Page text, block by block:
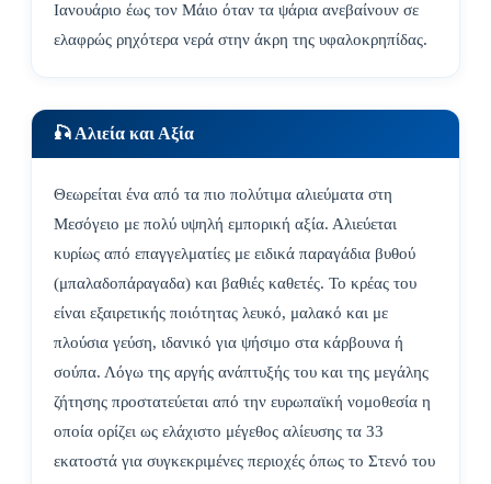
Ιανουάριο έως τον Μάιο όταν τα ψάρια ανεβαίνουν σε
ελαφρώς ρηχότερα νερά στην άκρη της υφαλοκρηπίδας.
🎣 Αλιεία και Αξία
Θεωρείται ένα από τα πιο πολύτιμα αλιεύματα στη
Μεσόγειο με πολύ υψηλή εμπορική αξία. Αλιεύεται
κυρίως από επαγγελματίες με ειδικά παραγάδια βυθού
(μπαλαδοπάραγαδα) και βαθιές καθετές. Το κρέας του
είναι εξαιρετικής ποιότητας λευκό, μαλακό και με
πλούσια γεύση, ιδανικό για ψήσιμο στα κάρβουνα ή
σούπα. Λόγω της αργής ανάπτυξής του και της μεγάλης
ζήτησης προστατεύεται από την ευρωπαϊκή νομοθεσία η
οποία ορίζει ως ελάχιστο μέγεθος αλίευσης τα 33
εκατοστά για συγκεκριμένες περιοχές όπως το Στενό του